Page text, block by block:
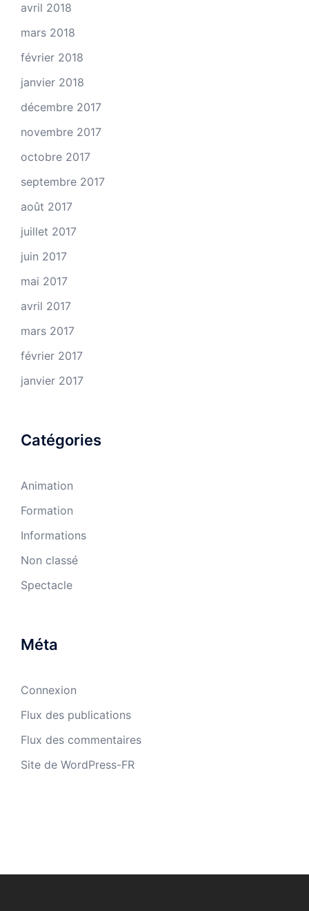
avril 2018
mars 2018
février 2018
janvier 2018
décembre 2017
novembre 2017
octobre 2017
septembre 2017
août 2017
juillet 2017
juin 2017
mai 2017
avril 2017
mars 2017
février 2017
janvier 2017
Catégories
Animation
Formation
Informations
Non classé
Spectacle
Méta
Connexion
Flux des publications
Flux des commentaires
Site de WordPress-FR